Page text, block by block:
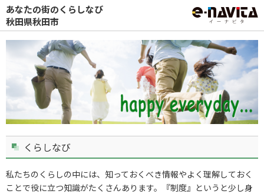
あなたの街のくらしなび
秋田県秋田市
くらしなび
私たちのくらしの中には、知っておくべき情報やよく理解しておく
ことで役に立つ知識がたくさんあります。『制度』というと少し身